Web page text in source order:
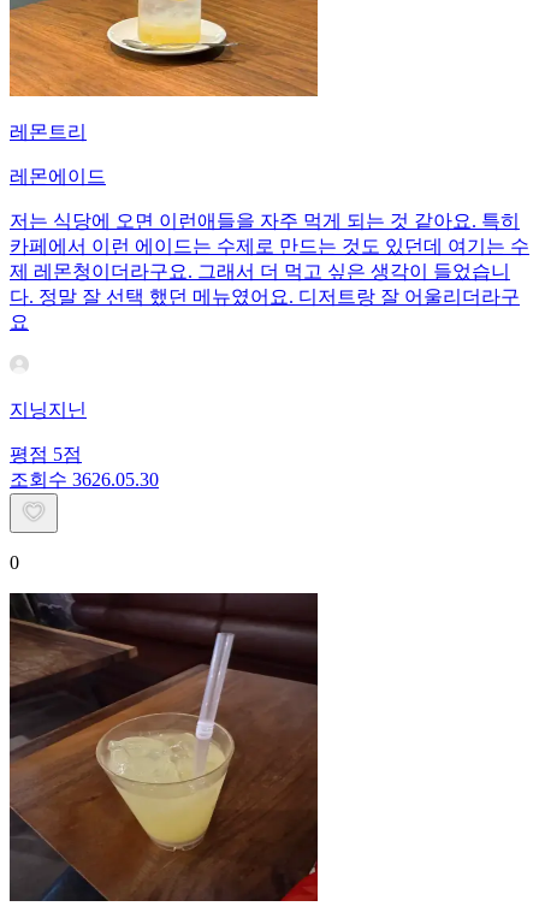
레몬트리
레몬에이드
저는 식당에 오면 이런애들을 자주 먹게 되는 것 같아요. 특히
카페에서 이런 에이드는 수제로 만드는 것도 있던데 여기는 수
제 레몬청이더라구요. 그래서 더 먹고 싶은 생각이 들었습니
다. 정말 잘 선택 했던 메뉴였어요. 디저트랑 잘 어울리더라구
요
지닝지닌
평점 5점
조회수 3626.05.30
0